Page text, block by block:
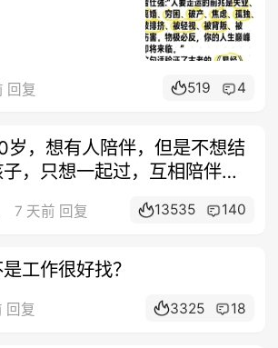
回复 519 4
岁，想有人陪伴，但是不想结
，只想一起过，互相陪伴。
7 天前 回复 13535 140
工作很好找？
回复 3325 18